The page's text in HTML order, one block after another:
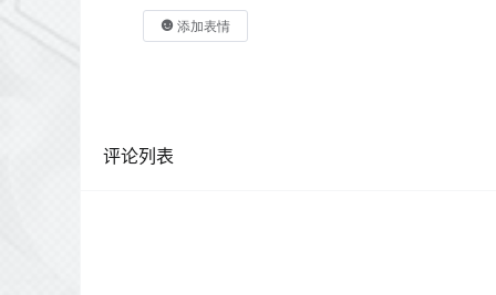
添加表情
评论列表